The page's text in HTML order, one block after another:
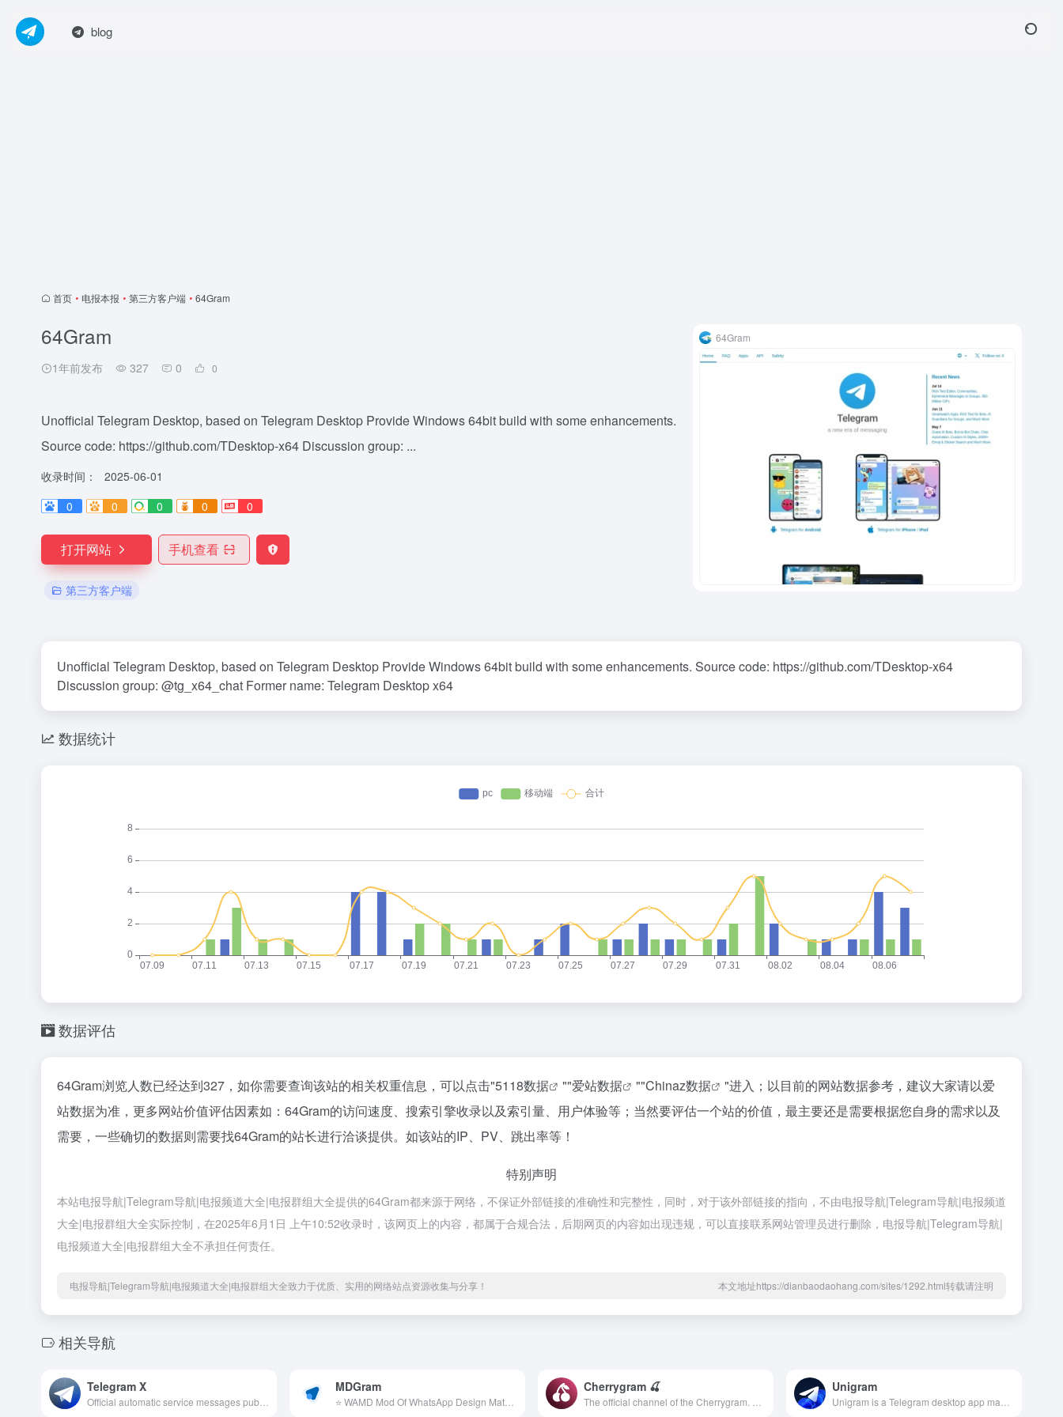
blog
首页 • 电报本报 • 第三方客户端 • 64Gram
64Gram
1年前发布 327 0 0
Unofficial Telegram Desktop, based on Telegram Desktop Provide Windows 64bit build with some enhancements.
Source code: https://github.com/TDesktop-x64 Discussion group: ...
收录时间：
2025-06-01
0
0 0 0 0
打开网站 手机查看
第三方客户端
64Gram
Unofficial Telegram Desktop, based on Telegram Desktop Provide Windows 64bit build with some enhancements. Source code: https://github.com/TDesktop-x64
Discussion group: @tg_x64_chat Former name: Telegram Desktop x64
数据统计
数据评估
64Gram浏览人数已经达到327，如你需要查询该站的相关权重信息，可以点击"5118数据 ""爱站数据 ""Chinaz数据
"进入；以目前的网站数据参考，建议大家请以爱
站数据为准，更多网站价值评估因素如：64Gram的访问速度、搜索引擎收录以及索引量、用户体验等；当然要评估一个站的价值，最主要还是需要根据您自身的需求以及
需要，一些确切的数据则需要找64Gram的站长进行洽谈提供。如该站的IP、PV、跳出率等！
特别声明
本站电报导航|Telegram导航|电报频道大全|电报群组大全提供的64Gram都来源于网络，不保证外部链接的准确性和完整性，同时，对于该外部链接的指向，不由电报导航|Telegram导航|电报频道
大全|电报群组大全实际控制，在2025年6月1日 上午10:52收录时，该网页上的内容，都属于合规合法，后期网页的内容如出现违规，可以直接联系网站管理员进行删除，电报导航|Telegram导航|
电报频道大全|电报群组大全不承担任何责任。
电报导航|Telegram导航|电报频道大全|电报群组大全致力于优质、实用的网络站点资源收集与分享！ 本文地址https://dianbaodaohang.com/sites/1292.html转载请注明
相关导航
Telegram X MDGram Cherrygram 🍒 Unigram